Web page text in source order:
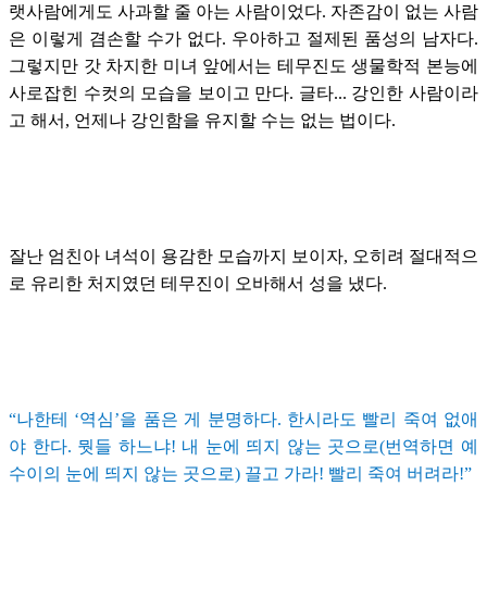
랫사람에게도 사과할 줄 아는 사람이었다. 자존감이 없는 사람
은 이렇게 겸손할 수가 없다. 우아하고 절제된 품성의 남자다.
그렇지만 갓 차지한 미녀 앞에서는 테무진도 생물학적 본능에
사로잡힌 수컷의 모습을 보이고 만다. 글타... 강인한 사람이라
고 해서, 언제나 강인함을 유지할 수는 없는 법이다.
잘난 엄친아 녀석이 용감한 모습까지 보이자, 오히려 절대적으
로 유리한 처지였던 테무진이 오바해서 성을 냈다.
“나한테 ‘역심’을 품은 게 분명하다. 한시라도 빨리 죽여 없애
야 한다. 뭣들 하느냐! 내 눈에 띄지 않는 곳으로(번역하면 예
수이의 눈에 띄지 않는 곳으로) 끌고 가라! 빨리 죽여 버려라!”